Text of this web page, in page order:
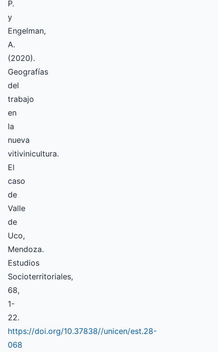
P.
y
Engelman,
A.
(2020).
Geografías
del
trabajo
en
la
nueva
vitivinicultura.
El
caso
de
Valle
de
Uco,
Mendoza.
Estudios
Socioterritoriales,
68,
1-
22.
https://doi.org/10.37838//unicen/est.28-
068